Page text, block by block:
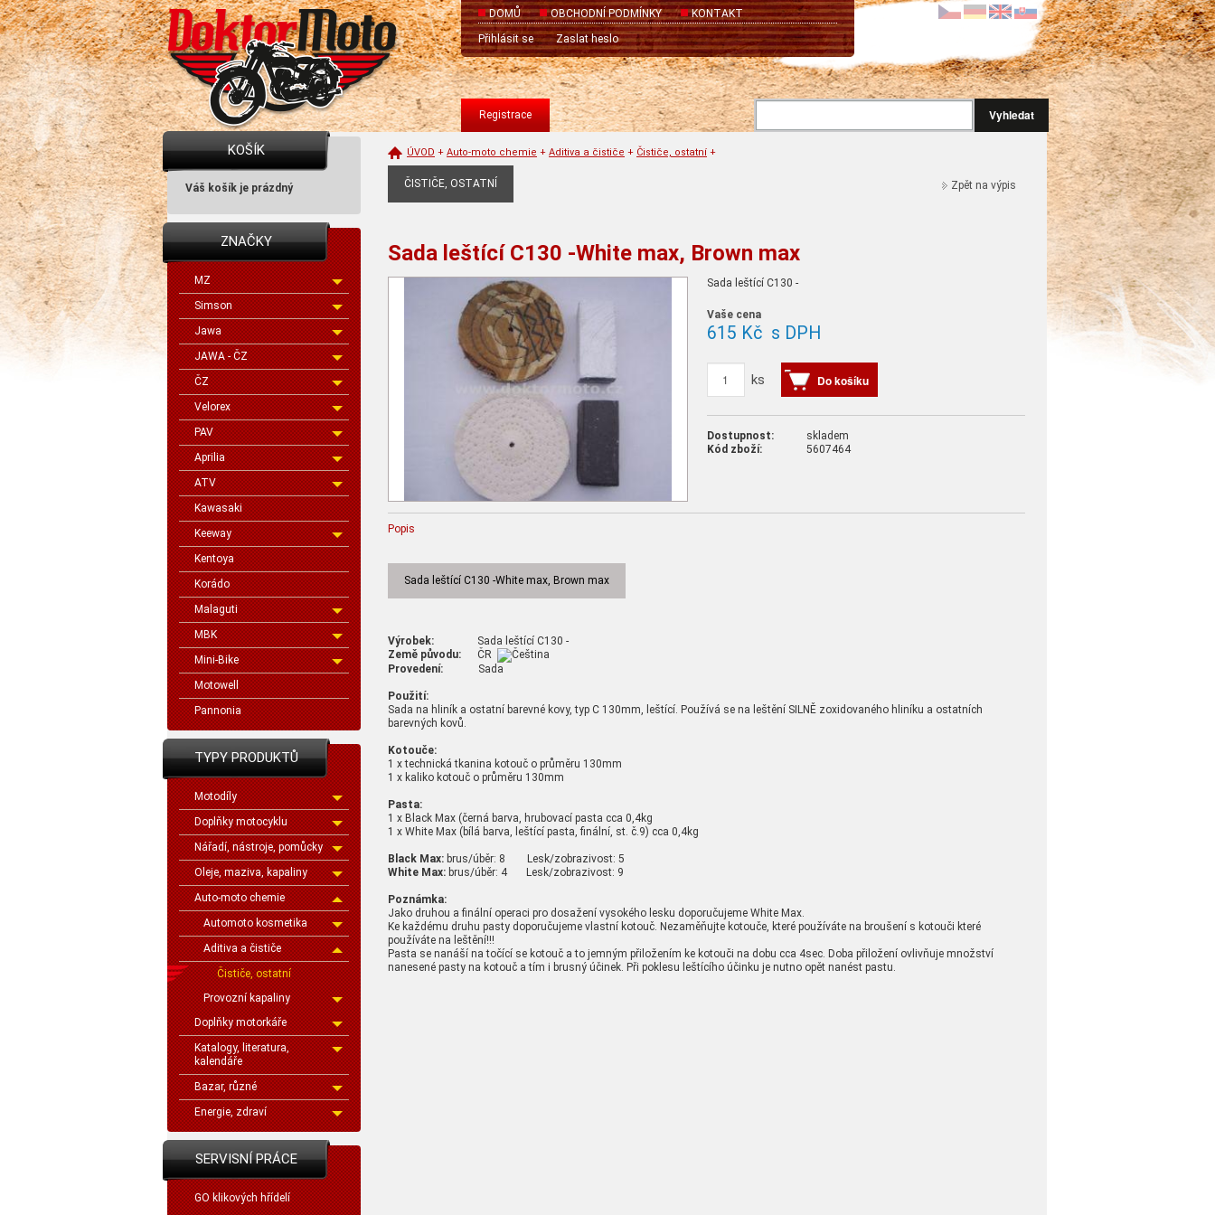
DOMŮ OBCHODNÍ PODMÍNKY
KONTAKT
Přihlásit se
Zaslat heslo
Vyhledat
Registrace
KOŠÍK
Váš košík je prázdný
ZNAČKY
MZ
Simson
Jawa
JAWA - ČZ
ČZ
Velorex
PAV
Aprilia
ATV
Kawasaki
Keeway
Kentoya
Korádo
Malaguti
MBK
Mini-Bike
Motowell
Pannonia
TYPY PRODUKTŮ
Motodíly
Doplňky motocyklu
Nářadí, nástroje, pomůcky
Oleje, maziva, kapaliny
Auto-moto chemie
Automoto kosmetika
Aditiva a čističe
Čističe, ostatní
Provozní kapaliny
Doplňky motorkáře
Katalogy, literatura,
kalendáře
Bazar, různé
Energie, zdraví
SERVISNÍ PRÁCE
GO klikových hřídelí
ÚVOD + Auto-moto chemie + Aditiva a čističe + Čističe, ostatní +
Zpět na výpis
ČISTIČE, OSTATNÍ
Sada leštící C130 -White max, Brown max
Sada leštící C130 -
Vaše cena
615 Kč s DPH
ks Do košíku
Dostupnost:
skladem
Kód zboží:
5607464
Popis
Sada leštící C130 -White max, Brown max
Výrobek: Sada leštící C130 -
Země původu: ČR
Provedení: Sada
Použití:
Sada na hliník a ostatní barevné kovy, typ C 130mm, leštící. Používá se na leštění SILNĚ zoxidovaného hliníku a ostatních
barevných kovů.
Kotouče:
1 x technická tkanina kotouč o průměru 130mm
1 x kaliko kotouč o průměru 130mm
Pasta:
1 x Black Max (černá barva, hrubovací pasta cca 0,4kg
1 x White Max (bílá barva, leštící pasta, finální, st. č.9) cca 0,4kg
Black Max: brus/úběr: 8 Lesk/zobrazivost: 5
White Max: brus/úběr: 4 Lesk/zobrazivost: 9
Poznámka:
Jako druhou a finální operaci pro dosažení vysokého lesku doporučujeme White Max.
Ke každému druhu pasty doporučujeme vlastní kotouč. Nezaměňujte kotouče, které používáte na broušení s kotouči které
používáte na leštění!!!
Pasta se nanáší na točící se kotouč a to jemným přiložením ke kotouči na dobu cca 4sec. Doba přiložení ovlivňuje množství
nanesené pasty na kotouč a tím i brusný účinek. Při poklesu leštícího účinku je nutno opět nanést pastu.